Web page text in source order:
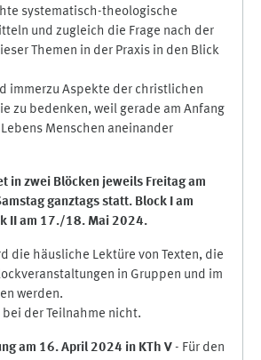
systematisch-theologische
und zugleich die Frage nach der
Themen in der Praxis in den Blick
immerzu Aspekte der christlichen
zu bedenken, weil gerade am Anfang
Menschen aneinander
in zwei Blöcken jeweils Freitag am
ganztags statt. Block I am
II am 17./18. Mai 2024.
die häusliche Lektüre von Texten, die
in Gruppen und im
werden.
der Teilnahme nicht.
am 16. April 2024 in KTh V - Für den